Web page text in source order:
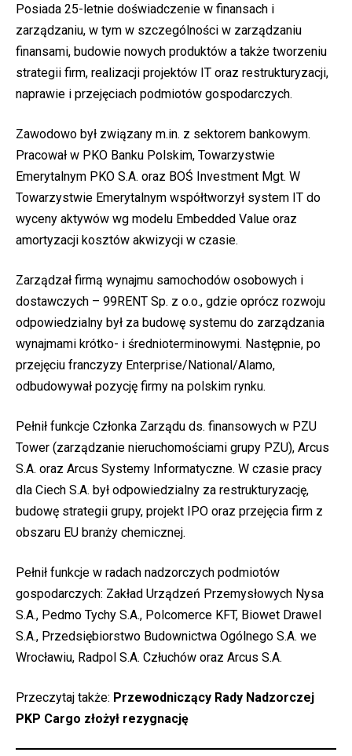
Posiada 25-letnie doświadczenie w finansach i
zarządzaniu, w tym w szczególności w zarządzaniu
finansami, budowie nowych produktów a także tworzeniu
strategii firm, realizacji projektów IT oraz restrukturyzacji,
naprawie i przejęciach podmiotów gospodarczych.
Zawodowo był związany m.in. z sektorem bankowym.
Pracował w PKO Banku Polskim, Towarzystwie
Emerytalnym PKO S.A. oraz BOŚ Investment Mgt. W
Towarzystwie Emerytalnym współtworzył system IT do
wyceny aktywów wg modelu Embedded Value oraz
amortyzacji kosztów akwizycji w czasie.
Zarządzał firmą wynajmu samochodów osobowych i
dostawczych – 99RENT Sp. z o.o., gdzie oprócz rozwoju
odpowiedzialny był za budowę systemu do zarządzania
wynajmami krótko- i średnioterminowymi. Następnie, po
przejęciu franczyzy Enterprise/National/Alamo,
odbudowywał pozycję firmy na polskim rynku.
Pełnił funkcje Członka Zarządu ds. finansowych w PZU
Tower (zarządzanie nieruchomościami grupy PZU), Arcus
S.A. oraz Arcus Systemy Informatyczne. W czasie pracy
dla Ciech S.A. był odpowiedzialny za restrukturyzację,
budowę strategii grupy, projekt IPO oraz przejęcia firm z
obszaru EU branży chemicznej.
Pełnił funkcje w radach nadzorczych podmiotów
gospodarczych: Zakład Urządzeń Przemysłowych Nysa
S.A., Pedmo Tychy S.A., Polcomerce KFT, Biowet Drawel
S.A., Przedsiębiorstwo Budownictwa Ogólnego S.A. we
Wrocławiu, Radpol S.A. Człuchów oraz Arcus S.A.
Przeczytaj także: Przewodniczący Rady Nadzorczej
PKP Cargo złożył rezygnację